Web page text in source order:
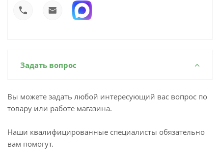
Задать вопрос
Вы можете задать любой интересующий вас вопрос по
товару или работе магазина.
Наши квалифицированные специалисты обязательно
вам помогут.